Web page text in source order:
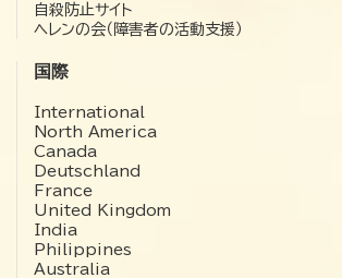
自殺防止サイト
ヘレンの会（障害者の活動支援）
国際
International
North America
Canada
Deutschland
France
United Kingdom
India
Philippines
Australia